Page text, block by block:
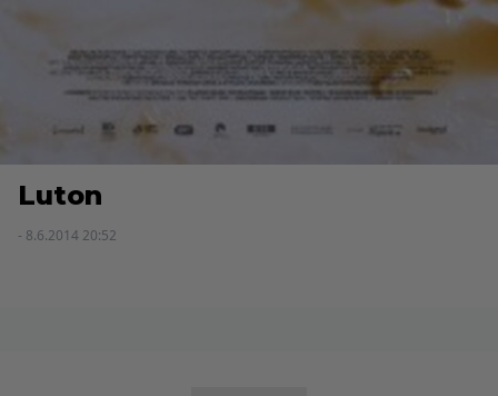
Luton
- 8.6.2014 20:52